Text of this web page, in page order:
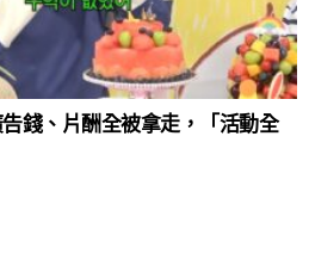
錢、片酬全被拿走，「活動全